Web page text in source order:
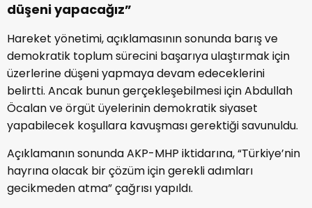
düşeni yapacağız”
Hareket yönetimi, açıklamasının sonunda barış ve
demokratik toplum sürecini başarıya ulaştırmak için
üzerlerine düşeni yapmaya devam edeceklerini
belirtti. Ancak bunun gerçekleşebilmesi için Abdullah
Öcalan ve örgüt üyelerinin demokratik siyaset
yapabilecek koşullara kavuşması gerektiği savunuldu.
Açıklamanın sonunda AKP-MHP iktidarına, “Türkiye’nin
hayrına olacak bir çözüm için gerekli adımları
gecikmeden atma” çağrısı yapıldı.